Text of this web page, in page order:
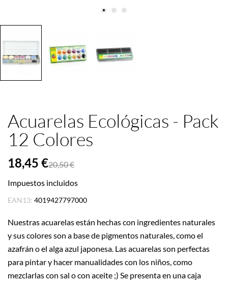
Acuarelas Ecológicas - Pack
12 Colores
18,45 €20,50 €
Impuestos incluidos
EAN13: 4019427797000
Nuestras acuarelas están hechas con ingredientes naturales
y sus colores son a base de pigmentos naturales, como el
azafrán o el alga azul japonesa. Las acuarelas son perfectas
para pintar y hacer manualidades con los niños, como
mezclarlas con sal o con aceite ;) Se presenta en una caja